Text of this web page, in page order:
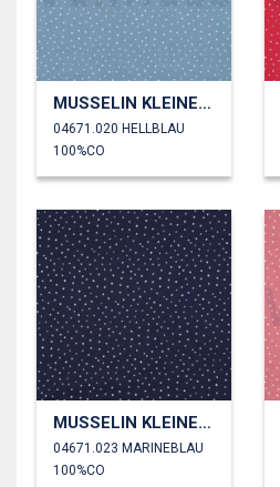
MUSSELIN KLEINE PUNKTE
04671.020 HELLBLAU
100%CO
MUSSELIN KLEINE PUNKTE
04671.023 MARINEBLAU
100%CO